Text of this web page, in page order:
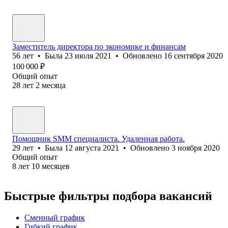
Заместитель директора по экономике и финансам
56 лет • Была 23 июля 2021 • Обновлено 16 сентября 2020
100 000 ₽
Общий опыт
28 лет 2 месяца
Помощник SMM специалиста. Удаленная работа.
29 лет • Была 12 августа 2021 • Обновлено 3 ноября 2020
Общий опыт
8 лет 10 месяцев
Быстрые фильтры подбора вакансий
Сменный график